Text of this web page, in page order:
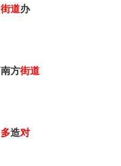
街道办
南方街道
多造对